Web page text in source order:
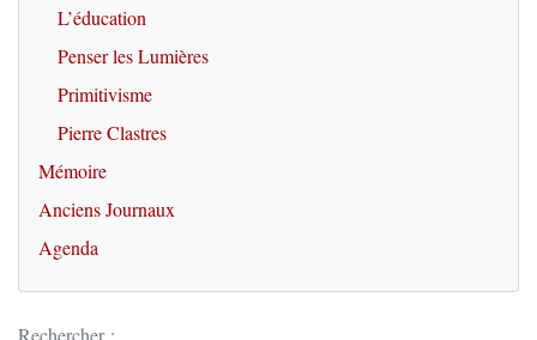
L’éducation
Penser les Lumières
Primitivisme
Pierre Clastres
Mémoire
Anciens Journaux
Agenda
Rechercher :